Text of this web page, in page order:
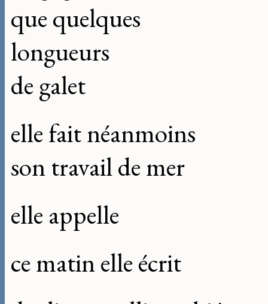
que quelques
longueurs
de galet
elle fait néanmoins
son travail de mer
elle appelle
ce matin elle écrit